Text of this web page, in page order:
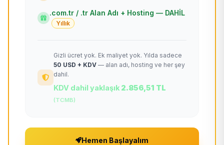
.com.tr / .tr Alan Adı + Hosting — DAHİL
Yıllık
Gizli ücret yok. Ek maliyet yok. Yılda sadece
50 USD + KDV — alan adı, hosting ve her şey
dahil.
KDV dahil yaklaşık 2.856,51 TL
(TCMB)
Hemen Başlayalım